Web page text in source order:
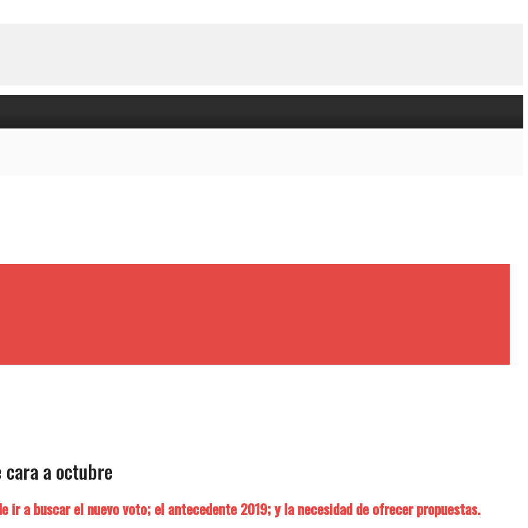
cara a octubre
ir a buscar el nuevo voto; el antecedente 2019; y la necesidad de ofrecer propuestas.